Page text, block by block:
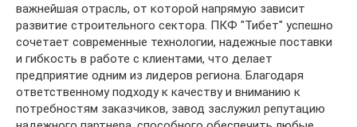
важнейшая отрасль, от которой напрямую зависит
развитие строительного сектора. ПКФ "Тибет" успешно
сочетает современные технологии, надежные поставки
и гибкость в работе с клиентами, что делает
предприятие одним из лидеров региона. Благодаря
ответственному подходу к качеству и вниманию к
потребностям заказчиков, завод заслужил репутацию